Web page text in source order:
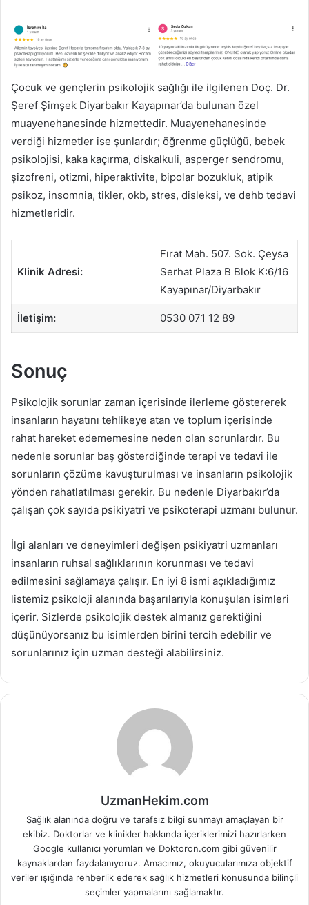
Çocuk ve gençlerin psikolojik sağlığı ile ilgilenen Doç. Dr.
Şeref Şimşek Diyarbakır Kayapınar’da bulunan özel
muayenehanesinde hizmettedir. Muayenehanesinde
verdiği hizmetler ise şunlardır; öğrenme güçlüğü, bebek
psikolojisi, kaka kaçırma, diskalkuli, asperger sendromu,
şizofreni, otizmi, hiperaktivite, bipolar bozukluk, atipik
psikoz, insomnia, tikler, okb, stres, disleksi, ve dehb tedavi
hizmetleridir.
Klinik Adresi:
Fırat Mah. 507. Sok. Çeysa
Serhat Plaza B Blok K:6/16
Kayapınar/Diyarbakır
İletişim: 0530 071 12 89
Sonuç
Psikolojik sorunlar zaman içerisinde ilerleme göstererek
insanların hayatını tehlikeye atan ve toplum içerisinde
rahat hareket edememesine neden olan sorunlardır. Bu
nedenle sorunlar baş gösterdiğinde terapi ve tedavi ile
sorunların çözüme kavuşturulması ve insanların psikolojik
yönden rahatlatılması gerekir. Bu nedenle Diyarbakır’da
çalışan çok sayıda psikiyatri ve psikoterapi uzmanı bulunur.
İlgi alanları ve deneyimleri değişen psikiyatri uzmanları
insanların ruhsal sağlıklarının korunması ve tedavi
edilmesini sağlamaya çalışır. En iyi 8 ismi açıkladığımız
listemiz psikoloji alanında başarılarıyla konuşulan isimleri
içerir. Sizlerde psikolojik destek almanız gerektiğini
düşünüyorsanız bu isimlerden birini tercih edebilir ve
sorunlarınız için uzman desteği alabilirsiniz.
UzmanHekim.com
Sağlık alanında doğru ve tarafsız bilgi sunmayı amaçlayan bir
ekibiz. Doktorlar ve klinikler hakkında içeriklerimizi hazırlarken
Google kullanıcı yorumları ve Doktoron.com gibi güvenilir
kaynaklardan faydalanıyoruz. Amacımız, okuyucularımıza objektif
veriler ışığında rehberlik ederek sağlık hizmetleri konusunda bilinçli
seçimler yapmalarını sağlamaktır.